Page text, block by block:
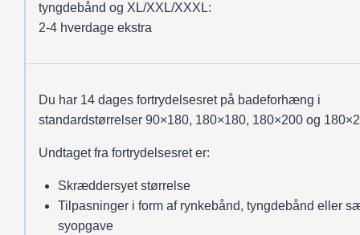
tyngdebånd og XL/XXL/XXXL:
2-4 hverdage ekstra
Du har 14 dages fortrydelsesret på badeforhæng i
standardstørrelser 90×180, 180×180, 180×200 og
Undtaget fra fortrydelsesret er:
Skræddersyet størrelse
Tilpasninger i form af rynkebånd, tyngdebånd eller
syopgave